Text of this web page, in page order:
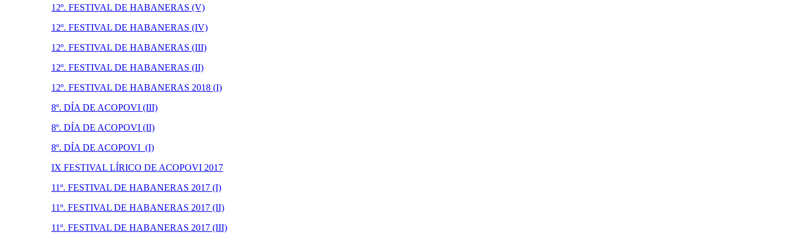
12º. FESTIVAL DE HABANERAS (V)
12º. FESTIVAL DE HABANERAS (IV)
12º. FESTIVAL DE HABANERAS (III)
12º. FESTIVAL DE HABANERAS (II)
12º. FESTIVAL DE HABANERAS 2018 (I)
8º. DÍA DE ACOPOVI (III)
8º. DÍA DE ACOPOVI (II)
8º. DÍA DE ACOPOVI (I)
IX FESTIVAL LÍRICO DE ACOPOVI 2017
11º. FESTIVAL DE HABANERAS 2017 (I)
11º. FESTIVAL DE HABANERAS 2017 (II)
11º. FESTIVAL DE HABANERAS 2017 (III)